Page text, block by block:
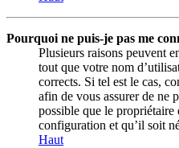
Pourquoi ne puis-je pas me
Plusieurs raisons peuvent
tout que votre nom
corrects. Si tel est le cas,
afin de vous assurer de ne
possible que le
configuration et qu’il soit
Haut